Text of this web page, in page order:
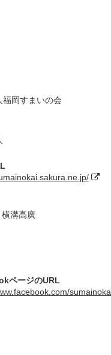
福岡すまいの会
溝高廣
ページのURL